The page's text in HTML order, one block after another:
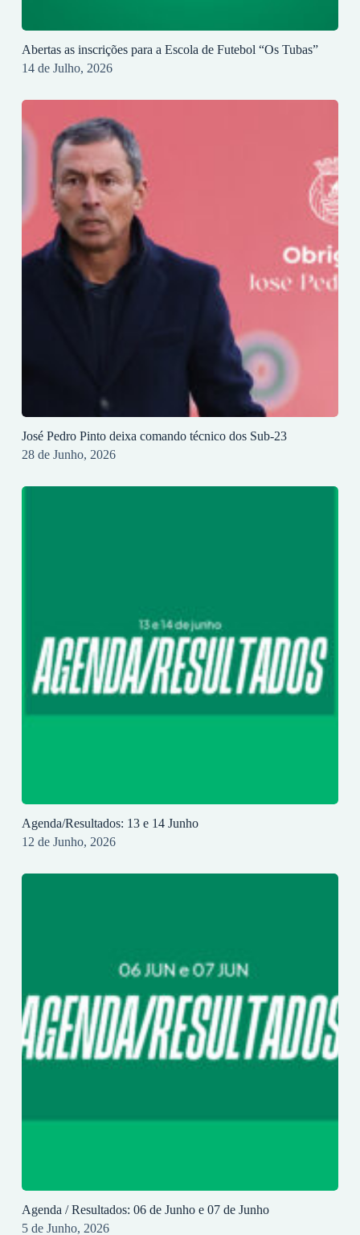
Abertas as inscrições para a Escola de Futebol “Os Tubas”
14 de Julho, 2026
José Pedro Pinto deixa comando técnico dos Sub-23
28 de Junho, 2026
Agenda/Resultados: 13 e 14 Junho
12 de Junho, 2026
Agenda / Resultados: 06 de Junho e 07 de Junho
5 de Junho, 2026